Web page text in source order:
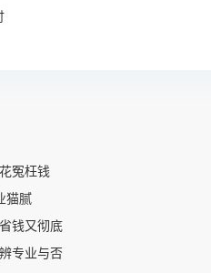
冤枉钱
猫腻
钱又彻底
专业与否